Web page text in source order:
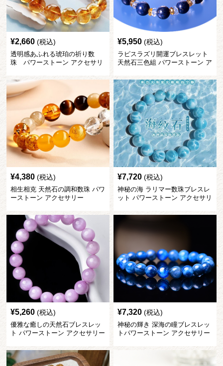
¥2,660 (税込)
透明感あふれる琥珀の祈り数
珠 パワーストーン アクセサリ
¥5,950 (税込)
ラピスラズリ開運ブレスレット
天然石三色組 パワーストーン ア
¥4,380 (税込)
相生相克 天然石の調和数珠 パワ
ーストーン アクセサリー
¥7,720 (税込)
神秘の海 ラリマー数珠ブレスレ
ット パワーストーン アクセサリ
¥5,260 (税込)
優雅な癒しの天然石ブレスレッ
ト パワーストーン アクセサリー
¥7,320 (税込)
神秘の輝き 深海の瞳ブレスレッ
トパワーストーン アクセサリー